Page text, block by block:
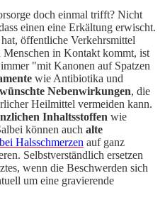
doch einmal trifft? Nicht
einen eine Erkältung erwischt.
öffentliche Verkehrsmittel
in Kontakt kommt, ist
"mit Kanonen auf Spatzen
wie Antibiotika und
Nebenwirkungen, die
Heilmittel vermeiden kann.
Inhaltsstoffen wie
können auch alte
Halsschmerzen auf ganz
Selbstverständlich ersetzen
wenn die Beschwerden sich
um eine gravierende